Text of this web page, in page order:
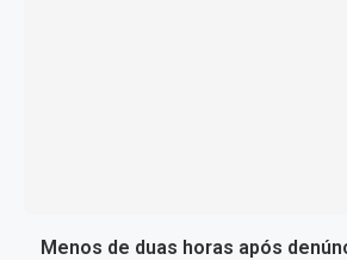
Menos de duas horas após